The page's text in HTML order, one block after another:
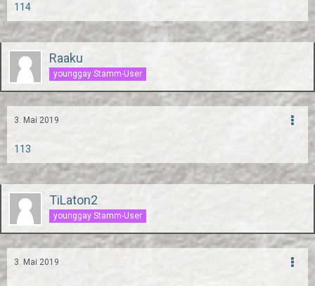
114
Raaku
younggay Stamm-User
3. Mai 2019
113
TiLaton2
younggay Stamm-User
3. Mai 2019